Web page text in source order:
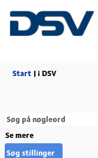
Start | i DSV(aktuel
Se mere